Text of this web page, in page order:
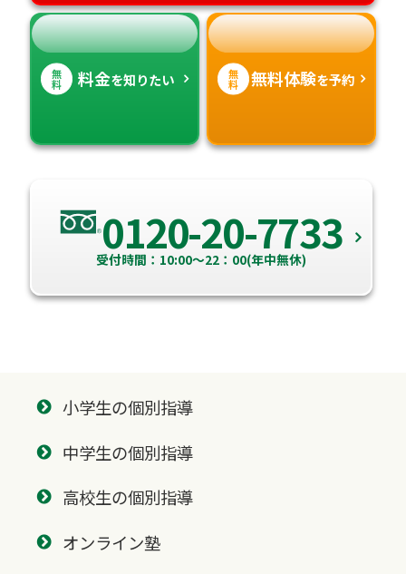
無
料 料金を知りたい 無
料 無料体験を予約
0120-20-7733
受付時間：10:00～22：00(年中無休)
小学生の個別指導
中学生の個別指導
高校生の個別指導
オンライン塾